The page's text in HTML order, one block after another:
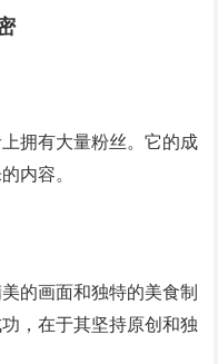
拥有大量粉丝。它的成
内容。
的画面和独特的美食制
，在于其坚持原创和独